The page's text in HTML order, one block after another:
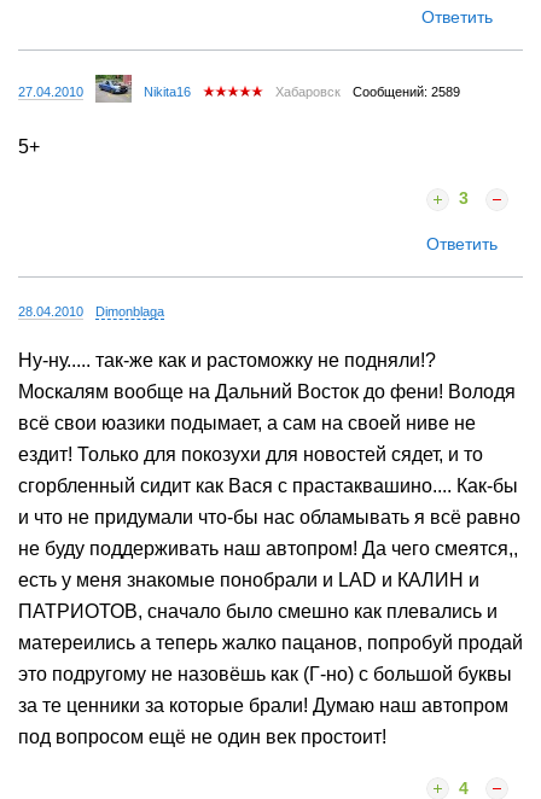
Ответить
27.04.2010 Nikita16 Хабаровск Сообщений: 2589
5+
3
Ответить
28.04.2010 Dimonblaga
Ну-ну..... так-же как и растоможку не подняли!?
Москалям вообще на Дальний Восток до фени! Володя
всё свои юазики подымает, а сам на своей ниве не
ездит! Только для покозухи для новостей сядет, и то
сгорбленный сидит как Вася с прастаквашино.... Как-бы
и что не придумали что-бы нас обламывать я всё равно
не буду поддерживать наш автопром! Да чего смеятся,,
есть у меня знакомые понобрали и LAD и КАЛИН и
ПАТРИОТОВ, сначало было смешно как плевались и
матереились а теперь жалко пацанов, попробуй продай
это подругому не назовёшь как (Г-но) с большой буквы
за те ценники за которые брали! Думаю наш автопром
под вопросом ещё не один век простоит!
4